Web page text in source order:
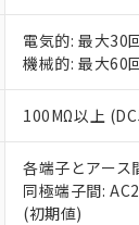
電気的: 最大30
機械的: 最大60
100MΩ以上
各端子とアー
同極端子間:
(初期値)
いる法
EU RoHS指
51物質の非
※本証明書
また、
混在するこ
既に当社に
り割愛して